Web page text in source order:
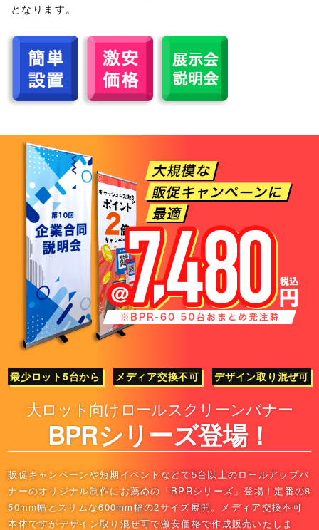
となります。
最少ロット5台から メディア交換不可 デザイン取り混ぜ可
大ロット向けロールスクリーンバナー
BPRシリーズ登場！
販促キャンペーンや短期イベントなどで5台以上のロールアップバ
ナーのオリジナル制作にお薦めの「BPRシリーズ」登場！定番の8
50mm幅とスリムな600mm幅の2サイズ展開。メディア交換不可
本体ですがデザイン取り混ぜ可で激安価格で作成販売いたしま